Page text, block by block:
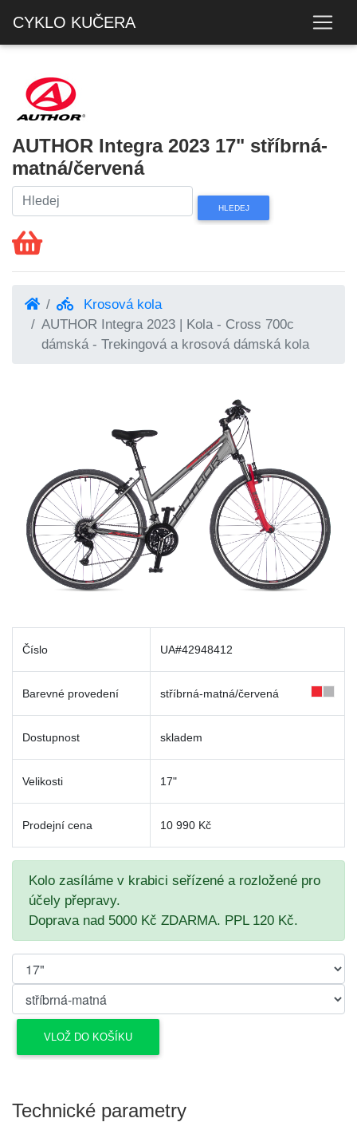
CYKLO KUČERA
AUTHOR Integra 2023 17" stříbrná-
matná/červená
Krosová kola
AUTHOR Integra 2023 | Kola - Cross 700c
dámská - Trekingová a krosová dámská kola
Číslo UA#42948412
Barevné provedení stříbrná-matná/červená
Dostupnost skladem
Velikosti 17"
Prodejní cena 10 990 Kč
Kolo zasíláme v krabici seřízené a rozložené pro
účely přepravy.
Doprava nad 5000 Kč ZDARMA. PPL 120 Kč.
Technické parametry